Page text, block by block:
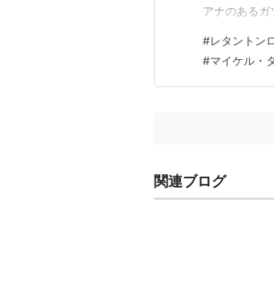
アナのあるガ
ある私怨を晴
「恐怖の関門
#レタントン
#マイケル・
関連ブログ